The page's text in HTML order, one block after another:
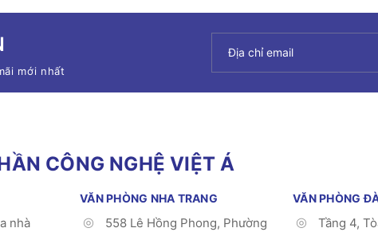
mới nhất
CÔNG NGHỆ VIỆT Á
nhà
VĂN PHÒNG NHA TRANG
558 Lê Hồng Phong, Phường
VĂN PHÒNG
Tầng 4,